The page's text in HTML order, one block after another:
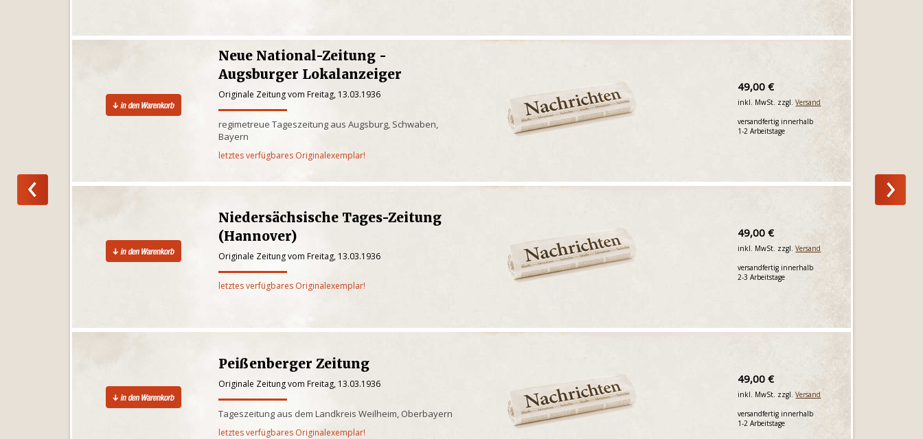
Neue National-Zeitung -
Augsburger Lokalanzeiger
Originale Zeitung vom Freitag, 13.03.1936
regimetreue Tageszeitung aus Augsburg, Schwaben,
Bayern
letztes verfügbares Originalexemplar!
49,00 €
inkl. MwSt. zzgl.Versand
versandfertig innerhalb
1-2 Arbeitstage
Niedersächsische Tages-Zeitung
(Hannover)
Originale Zeitung vom Freitag, 13.03.1936
letztes verfügbares Originalexemplar!
49,00 €
inkl. MwSt. zzgl.Versand
versandfertig innerhalb
2-3 Arbeitstage
Peißenberger Zeitung
Originale Zeitung vom Freitag, 13.03.1936
Tageszeitung aus dem Landkreis Weilheim, Oberbayern
letztes verfügbares Originalexemplar!
49,00 €
inkl. MwSt. zzgl.Versand
versandfertig innerhalb
1-2 Arbeitstage